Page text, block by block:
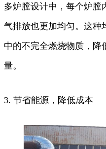
多炉膛设计中，每个炉膛
气排放也更加均匀。这种
中的不完全燃烧物质，降
量。
3. 节省能源，降低成本